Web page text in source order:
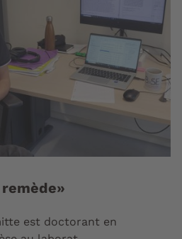
est doctorant en